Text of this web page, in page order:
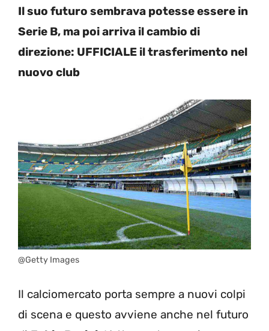
Il suo futuro sembrava potesse essere in
Serie B, ma poi arriva il cambio di
direzione: UFFICIALE il trasferimento nel
nuovo club
@Getty Images
Il calciomercato porta sempre a nuovi colpi
di scena e questo avviene anche nel futuro